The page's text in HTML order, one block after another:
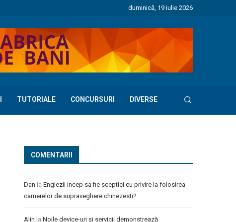
duminică, 19 iulie 2026
TUTORIALE CONCURSURI DIVERSE
COMENTARII
Dan la Englezii incep sa fie sceptici cu privire la folosirea
camerelor de supraveghere chinezesti?
Alin la Noile device-uri și servicii demonstrează